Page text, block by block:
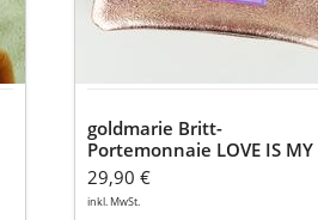
Label
rosegold
15x9cm
goldmarie Britt-
Portemonnaie LOVE IS MY
SUPERPOWER Lila Label -
Leder rosegold - 15x9cm
29,90 €
inkl. MwSt.